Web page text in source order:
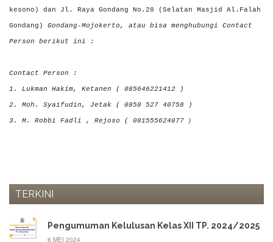
kesono) dan Jl. Raya Gondang No.28 (Selatan Masjid Al.Falah
Gondang) Gondang-Mojokerto, atau bisa menghubungi Contact
Person berikut ini :
Contact Person :
1. Lukman Hakim, Ketanen ( 085646221412 )
2. Moh. Syaifudin, Jetak ( 0858 527 40758 )
3. M. Robbi Fadli , Rejoso ( 081555624077 )
TERKINI
Pengumuman Kelulusan Kelas XII TP. 2024/2025
6 MEI 2024